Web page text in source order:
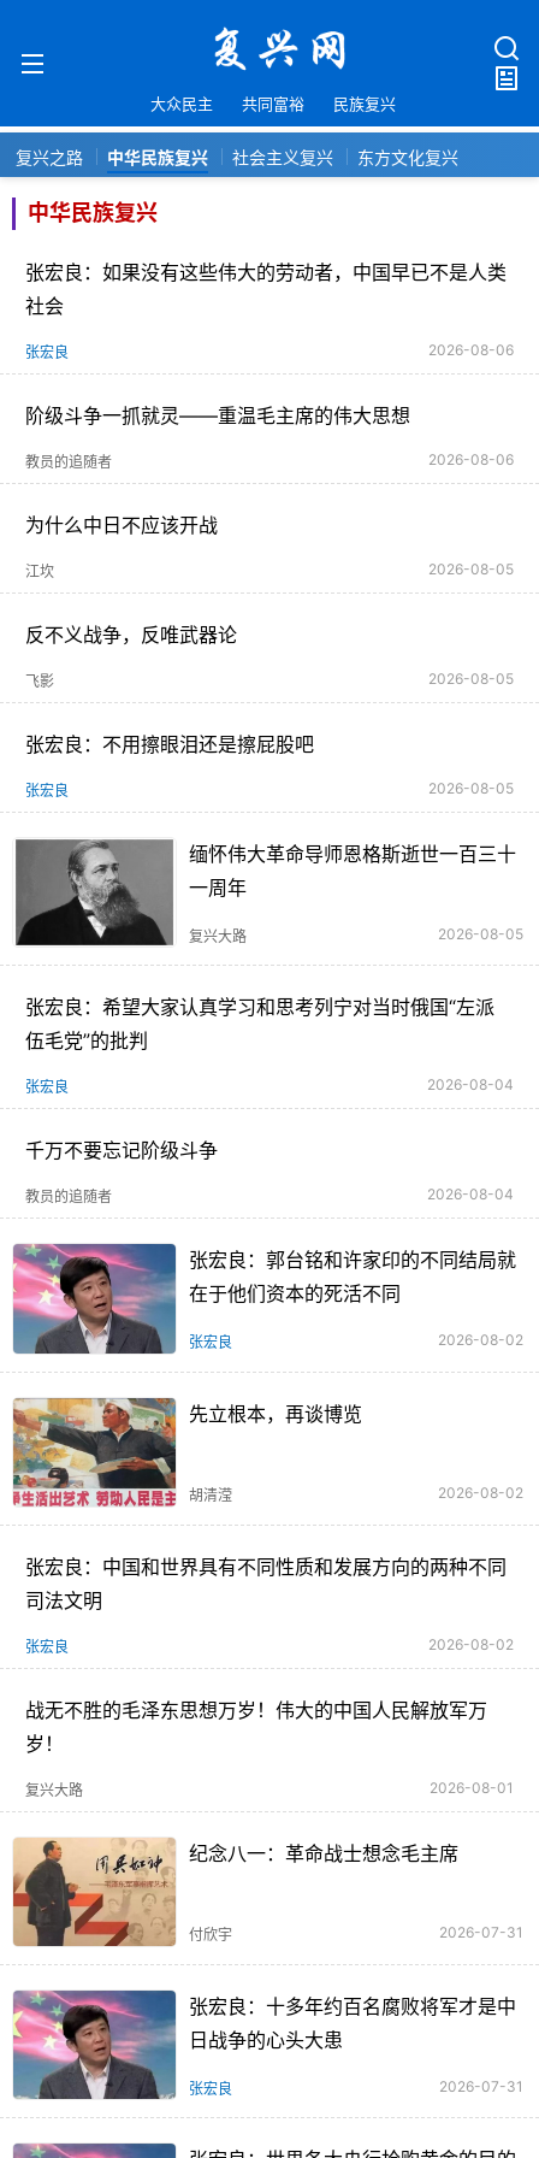
大众民主 共同富裕 民族复兴
复兴之路 中华民族复兴 社会主义复兴 东方文化复兴
中华民族复兴
张宏良：如果没有这些伟大的劳动者，中国早已不是人类
社会
张宏良 2026-08-06
阶级斗争一抓就灵——重温毛主席的伟大思想
教员的追随者 2026-08-06
为什么中日不应该开战
江坎 2026-08-05
反不义战争，反唯武器论
飞影 2026-08-05
张宏良：不用擦眼泪还是擦屁股吧
张宏良 2026-08-05
缅怀伟大革命导师恩格斯逝世一百三十
一周年
复兴大路 2026-08-05
张宏良：希望大家认真学习和思考列宁对当时俄国“左派
伍毛党”的批判
张宏良 2026-08-04
千万不要忘记阶级斗争
教员的追随者 2026-08-04
张宏良：郭台铭和许家印的不同结局就
在于他们资本的死活不同
张宏良 2026-08-02
先立根本，再谈博览
胡清滢 2026-08-02
张宏良：中国和世界具有不同性质和发展方向的两种不同
司法文明
张宏良 2026-08-02
战无不胜的毛泽东思想万岁！伟大的中国人民解放军万
岁！
复兴大路 2026-08-01
纪念八一：革命战士想念毛主席
付欣宇 2026-07-31
张宏良：十多年约百名腐败将军才是中
日战争的心头大患
张宏良 2026-07-31